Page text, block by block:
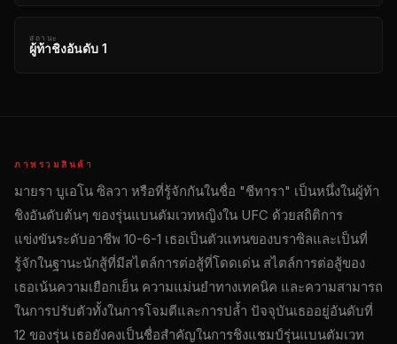
สถานะ
ผู้ท้าชิงอันดับ 1
ภาพรวมสินค้า
มายรา บูเอโน ซิลวา หรือที่รู้จักกันในชื่อ "ชีทารา" เป็นหนึ่งในผู้ท้า
ชิงอันดับต้นๆ ของรุ่นแบนตัมเวทหญิงใน UFC ด้วยสถิติการ
แข่งขันระดับอาชีพ 10-6-1 เธอเป็นตัวแทนของบราซิลและเป็นที่
รู้จักในฐานะนักสู้ที่มีสไตล์การต่อสู้ที่โดดเด่น สไตล์การต่อสู้ของ
เธอเน้นความเยือกเย็น ความแม่นยำทางเทคนิค และความสามารถ
ในการปรับตัวทั้งในการโจมตีและการปล้ำ ปัจจุบันเธออยู่อันดับที่
12 ของรุ่น เธอยังคงเป็นชื่อสำคัญในการชิงแชมป์รุ่นแบนตัมเวท